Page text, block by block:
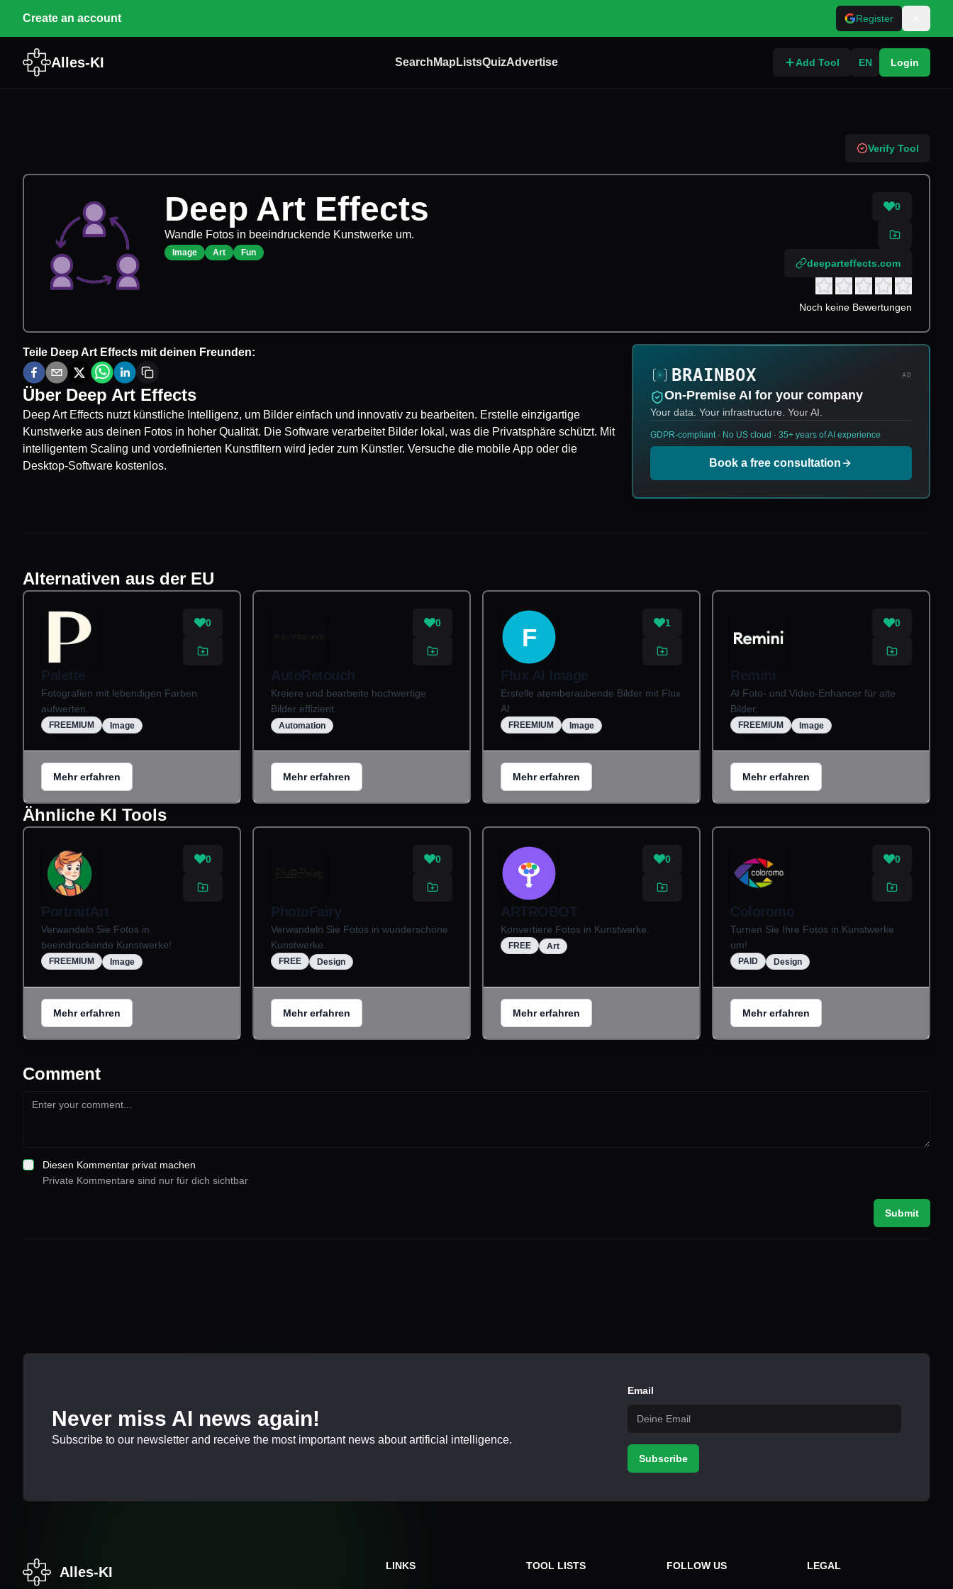
Create an account Register
Alles-KI Search Map ListsQuizAdvertise Add Tool EN Login
Verify Tool
Deep Art Effects
Wandle Fotos in beeindruckende Kunstwerke um.
Image Art Fun
0
deeparteffects.com
Noch keine Bewertungen
Teile Deep Art Effects mit deinen Freunden:
Über Deep Art Effects
Deep Art Effects nutzt künstliche Intelligenz, um Bilder einfach und innovativ zu bearbeiten. Erstelle einzigartige
Kunstwerke aus deinen Fotos in hoher Qualität. Die Software verarbeitet Bilder lokal, was die Privatsphäre schützt. Mit
intelligentem Scaling und vordefinierten Kunstfiltern wird jeder zum Künstler. Versuche die mobile App oder die
Desktop-Software kostenlos.
AD
On-Premise AI for your company
Your data. Your infrastructure. Your AI.
GDPR-compliant · No US cloud · 35+ years of AI experience
Book a free consultation
Alternativen aus der EU
0
Palette
Fotografien mit lebendigen Farben
aufwerten.
FREEMIUM Image
Mehr erfahren
0
AutoRetouch
Kreiere und bearbeite hochwertige
Bilder effizient.
Automation
Mehr erfahren
F
1
Flux AI Image
Erstelle atemberaubende Bilder mit Flux
AI.
FREEMIUM Image
Mehr erfahren
0
Remini
AI Foto- und Video-Enhancer für alte
Bilder.
FREEMIUM Image
Mehr erfahren
Ähnliche KI Tools
0
PortraitArt
Verwandeln Sie Fotos in
beeindruckende Kunstwerke!
FREEMIUM Image
Mehr erfahren
0
PhotoFairy
Verwandeln Sie Fotos in wunderschöne
Kunstwerke.
FREE Design
Mehr erfahren
0
ARTROBOT
Konvertiere Fotos in Kunstwerke.
FREE Art
Mehr erfahren
0
Coloromo
Turnen Sie Ihre Fotos in Kunstwerke
um!
PAID Design
Mehr erfahren
Comment
Diesen Kommentar privat machen
Private Kommentare sind nur für dich sichtbar
Submit
Never miss AI news again!
Subscribe to our newsletter and receive the most important news about artificial intelligence.
Email
Subscribe
Alles-KI LINKS TOOL LISTS FOLLOW US LEGAL